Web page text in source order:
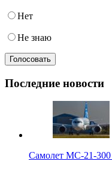
Нет
Не знаю
Последние новости
Самолет МС-21-300